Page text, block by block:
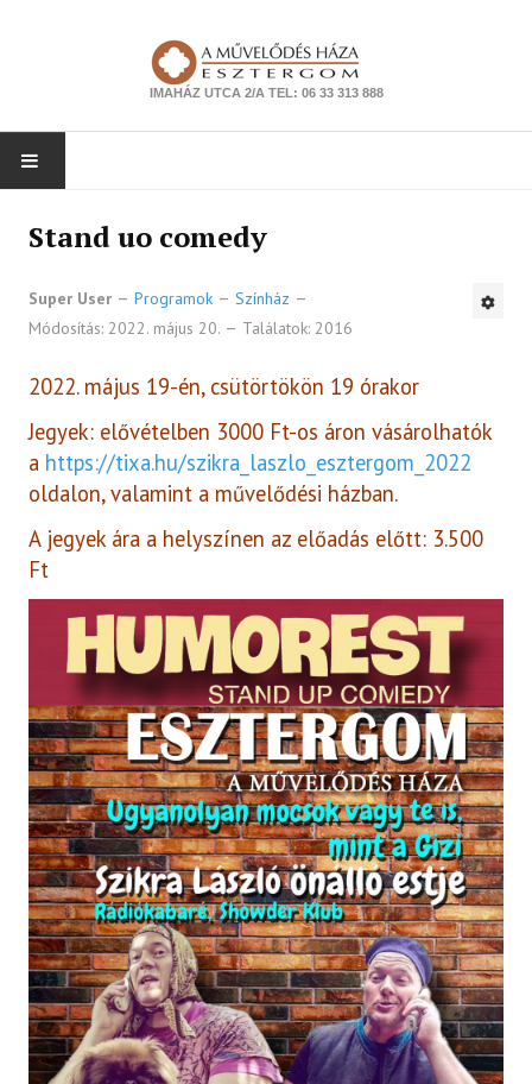
IMAHÁZ UTCA 2/A TEL: 06 33 313 888
Színház
Zene
Kiállítás
Tanfolyam
Ismeretterjesztés
Vetítés
Egyéb programok
TEREMBÉRLÉS
TAGJAINK
Klubok, közösségek
Fotográfiai Biennálé
Musical Akadémia JP
ELÉRHETŐSÉGEK
FACEBOOK
Stand uo comedy
Super User Programok
Színház
Módosítás: 2022. május 20.
Találatok: 2016
2022. május 19-én, csütörtökön 19 órakor
Jegyek: elővételben 3000 Ft-os áron vásárolhatók
a https://tixa.hu/szikra_laszlo_esztergom_2022
oldalon, valamint a művelődési házban.
A jegyek ára a helyszínen az előadás előtt: 3.500
Ft